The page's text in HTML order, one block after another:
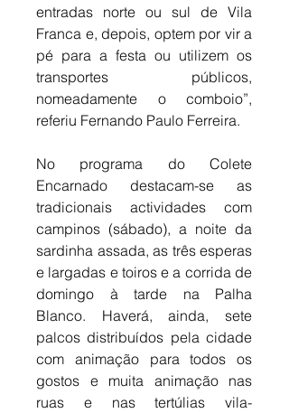
entradas norte ou sul de Vila
Franca e, depois, optem por vir a
pé para a festa ou utilizem os
transportes públicos,
nomeadamente o comboio”,
referiu Fernando Paulo Ferreira.
No programa do Colete
Encarnado destacam-se as
tradicionais actividades com
campinos (sábado), a noite da
sardinha assada, as três esperas
e largadas e toiros e a corrida de
domingo à tarde na Palha
Blanco. Haverá, ainda, sete
palcos distribuídos pela cidade
com animação para todos os
gostos e muita animação nas
ruas e nas tertúlias vila-